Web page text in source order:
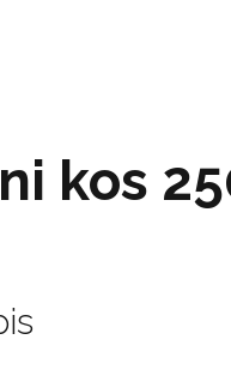
kos